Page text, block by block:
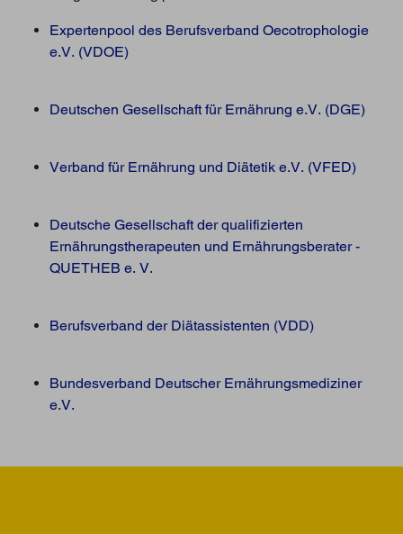
Expertenpool des Berufsverband Oecotrophologie
e.V. (VDOE)
Deutschen Gesellschaft für Ernährung e.V. (DGE)
Verband für Ernährung und Diätetik e.V. (VFED)
Deutsche Gesellschaft der qualifizierten
Ernährungstherapeuten und Ernährungsberater -
QUETHEB e. V.
Berufsverband der Diätassistenten (VDD)
Bundesverband Deutscher Ernährungsmediziner
e.V.